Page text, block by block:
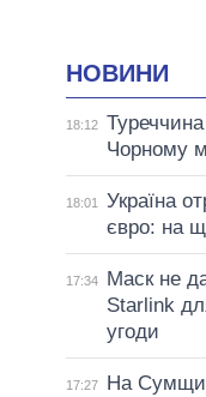
НОВИНИ
18:12
Чорному
18:01
Україна
євро: на
17:34
Маск не
Starlink
угоди
17:27
На